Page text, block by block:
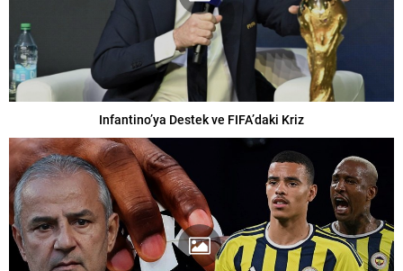
Infantino’ya Destek ve FIFA’daki Kriz